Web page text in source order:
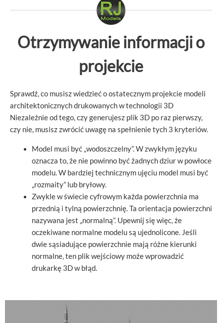
Otrzymywanie informacji o
projekcie
Sprawdź, co musisz wiedzieć o ostatecznym projekcie modeli
architektonicznych drukowanych w technologii 3D
Niezależnie od tego, czy generujesz plik 3D po raz pierwszy,
czy nie, musisz zwrócić uwagę na spełnienie tych 3 kryteriów.
Model musi być „wodoszczelny”. W zwykłym języku
oznacza to, że nie powinno być żadnych dziur w powłoce
modelu. W bardziej technicznym ujęciu model musi być
„rozmaity” lub bryłowy.
Zwykle w świecie cyfrowym każda powierzchnia ma
przednią i tylną powierzchnię. Ta orientacja powierzchni
nazywana jest „normalną”. Upewnij się więc, że
oczekiwane normalne modelu są ujednolicone. Jeśli
dwie sąsiadujące powierzchnie mają różne kierunki
normalne, ten plik wejściowy może wprowadzić
drukarkę 3D w błąd.